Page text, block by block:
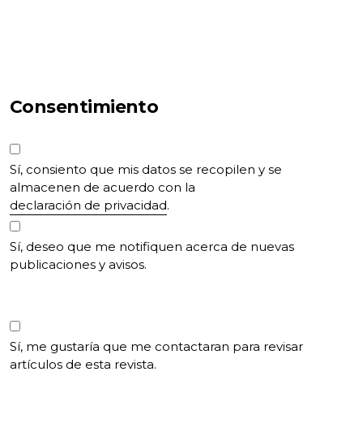
Consentimiento
Sí, consiento que mis datos se recopilen y se
almacenen de acuerdo con la
declaración de privacidad.
Sí, deseo que me notifiquen acerca de nuevas
publicaciones y avisos.
Sí, me gustaría que me contactaran para revisar
artículos de esta revista.